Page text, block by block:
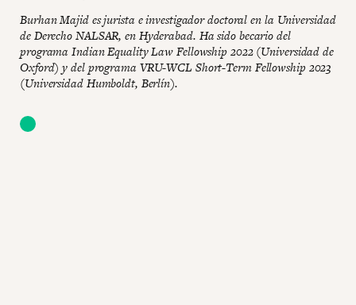
Burhan Majid es jurista e investigador doctoral en la Universidad
de Derecho NALSAR, en Hyderabad. Ha sido becario del
programa Indian Equality Law Fellowship 2022 (Universidad de
Oxford) y del programa VRU-WCL Short-Term Fellowship 2023
(Universidad Humboldt, Berlín).